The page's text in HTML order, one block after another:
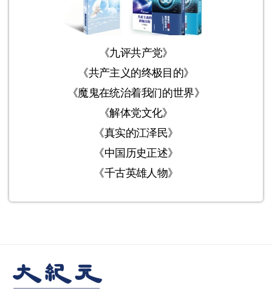
《九评共产党》
《共产主义的终极目的》
《魔鬼在统治着我们的世界》
《解体党文化》
《真实的江泽民》
《中国历史正述》
《千古英雄人物》